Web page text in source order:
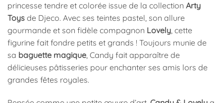
princesse tendre et colorée issue de la collection Arty
Toys de Djeco. Avec ses teintes pastel, son allure
gourmande et son fidèle compagnon Lovely, cette
figurine fait fondre petits et grands ! Toujours munie de
sa baguette magique, Candy fait apparaître de
délicieuses pâtisseries pour enchanter ses amis lors de
grandes fêtes royales.